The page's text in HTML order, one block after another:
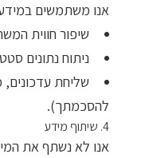
אנו משתמשים
שיפור חווית
ניתוח נתונים
שליחת עדכונים,
להסכמתך).
4. שיתוף מידע
אנו לא נשתף את